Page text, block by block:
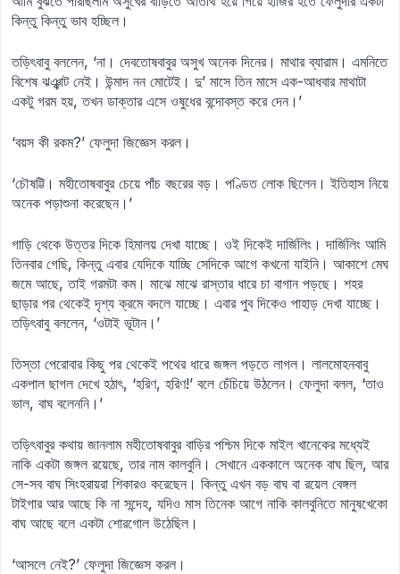
কিন্তু কিন্তু ভাব হচ্ছিল।
তড়িৎবাবু বললেন, ‘না। দেবতোষবাবুর অসুখ অনেক দিনের। মাথার ব্যারাম। এমনিতে
বিশেষ ঝঞ্ঝাট নেই। উন্মাদ নন মোটেই। দু’ মাসে তিন মাসে এক-আধবার মাথাটা
একটু গরম হয়, তখন ডাক্তার এসে ওষুধের বন্দোবস্ত করে দেন।’
‘বয়স কী রকম?’ ফেলুদা জিজ্ঞেস করল।
‘চৌষট্টি। মহীতোষবাবুর চেয়ে পাঁচ বছরের বড়। পণ্ডিত লোক ছিলেন। ইতিহাস নিয়ে
অনেক পড়াশুনা করেছেন।’
গাড়ি থেকে উত্তর দিকে হিমালয় দেখা যাচ্ছে। ওই দিকেই দার্জিলিং। দার্জিলিং আমি
তিনবার গেছি, কিন্তু এবার যেদিকে যাচ্ছি সেদিকে আগে কখনো যাইনি। আকাশে মেঘ
জমে আছে, তাই গরমটা কম। মাঝে মাঝে রাস্তার ধারে চা বাগান পড়ছে। শহর
ছাড়ার পর থেকেই দৃশ্য ক্রমে বদলে যাচ্ছে। এবার পুব দিকেও পাহাড় দেখা যাচ্ছে।
তড়িৎবাবু বললেন, ‘ওটাই ভূটান।’
তিস্তা পেরোবার কিছু পর থেকেই পথের ধারে জঙ্গল পড়তে লাগল। লালমোহনবাবু
একপাল ছাগল দেখে হঠাৎ, ‘হরিণ, হরিণ!’ বলে চেঁচিয়ে উঠলেন। ফেলুদা বলল, ‘তাও
ভাল, বাঘ বলেননি।’
তড়িৎবাবুর কথায় জানলাম মহীতোষবাবুর বাড়ির পশ্চিম দিকে মাইল খানেকের মধ্যেই
নাকি একটা জঙ্গল রয়েছে, তার নাম কালবুনি। সেখানে এককালে অনেক বাঘ ছিল, আর
সে-সব বাঘ সিংহরায়রা শিকারও করেছেন। কিন্তু এখন বড় বাঘ বা রয়েল বেঙ্গল
টাইগার আর আছে কি না সন্দেহ, যদিও মাস তিনেক আগে নাকি কালবুনিতে মানুষখেকো
বাঘ আছে বলে একটা শোরগোল উঠেছিল।
‘আসলে নেই?’ ফেলুদা জিজ্ঞেস করল।